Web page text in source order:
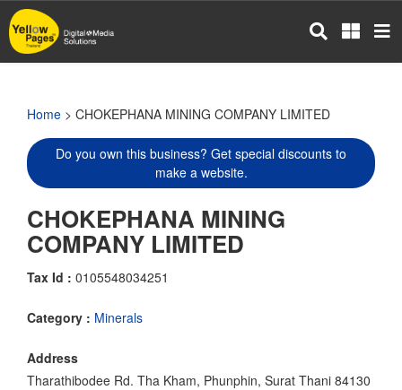
Skip
to
main
Home > CHOKEPHANA MINING COMPANY LIMITED
Do you own this business? Get special discounts to
make a website.
CHOKEPHANA MINING
COMPANY LIMITED
Tax Id : 0105548034251
Category : Minerals
Address
Tharathibodee Rd. Tha Kham, Phunphin, Surat Thani 84130